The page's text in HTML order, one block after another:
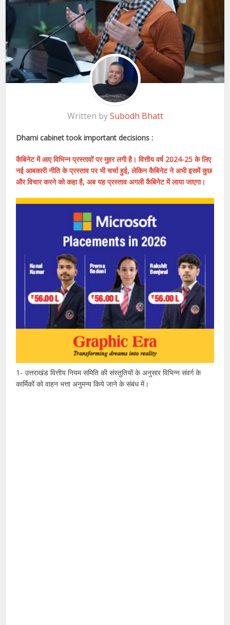
Written bySubodh Bhatt
Dhami cabinet took important decisions :
कैबिनेट में आए विभिन्न प्रस्तावों पर मुहर लगी है। वित्तीय वर्ष 2024-25 के लिए
नई आबकारी नीति के प्रस्ताव पर भी चर्चा हुई, लेकिन कैबिनेट ने अभी इसमें कुछ
और विचार करने को कहा है, अब यह प्रस्ताव अगली कैबिनेट में लाया जाएगा।
1- उत्तराखंड वित्तीय नियम समिति की संस्तुतियों के अनुसार विभिन्न संवर्ग के
कार्मिकों को वाहन भत्ता अनुमन्य किये जाने के संबंध में।